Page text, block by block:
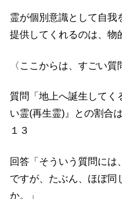
霊が個別意識として自我
提供してくれるのは、物
〈ここからは、すごい質
質問「地上へ誕生してく
い霊(再生霊)』との割合
１３
回答「そういう質問には
ですが、たぶん、ほぼ同
か。」